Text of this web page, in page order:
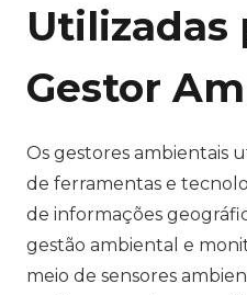
Utilizadas
Gestor
Os gestores ambientais
de ferramentas e
de informações
gestão ambiental e
meio de sensores